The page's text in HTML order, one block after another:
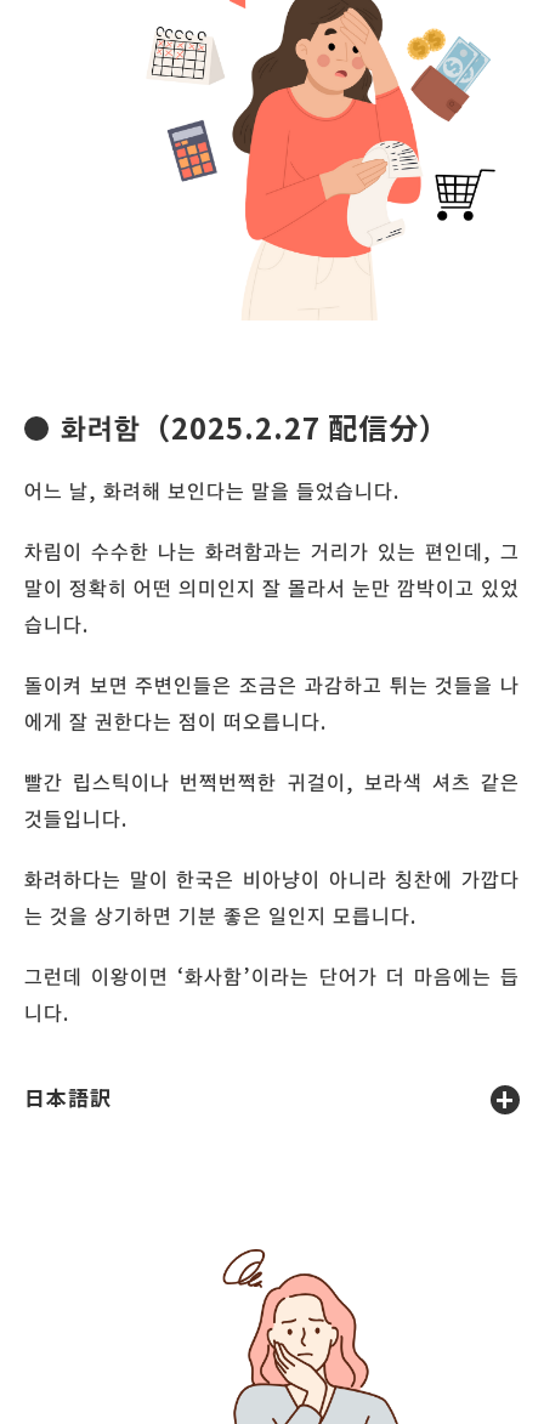
화려함（2025.2.27 配信分）
어느 날, 화려해 보인다는 말을 들었습니다.
차림이 수수한 나는 화려함과는 거리가 있는 편인데, 그
말이 정확히 어떤 의미인지 잘 몰라서 눈만 깜박이고 있었
습니다.
돌이켜 보면 주변인들은 조금은 과감하고 튀는 것들을 나
에게 잘 권한다는 점이 떠오릅니다.
빨간 립스틱이나 번쩍번쩍한 귀걸이, 보라색 셔츠 같은
것들입니다.
화려하다는 말이 한국은 비아냥이 아니라 칭찬에 가깝다
는 것을 상기하면 기분 좋은 일인지 모릅니다.
그런데 이왕이면 ‘화사함’이라는 단어가 더 마음에는 듭
니다.
日本語訳